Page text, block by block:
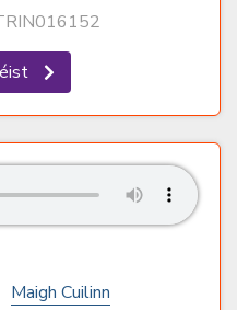
Maigh Cuilinn